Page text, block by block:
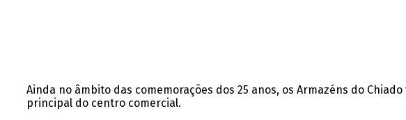
Ainda no âmbito das comemorações dos 25 anos, os Armazéns do
principal do centro comercial.